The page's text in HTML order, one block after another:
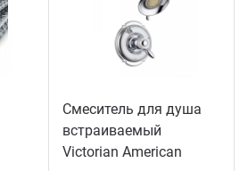
Смеситель для душа
встраиваемый
Victorian American